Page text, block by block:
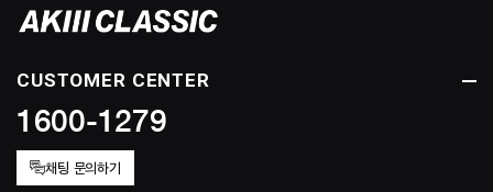
CUSTOMER CENTER
1600-1279
채팅 문의하기